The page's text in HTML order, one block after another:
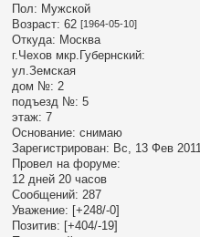
Пол: Мужской
Возраст: 62 [1964-05-10]
Откуда: Москва
г.Чехов мкр.Губернский:
ул.Земская
дом №: 2
подъезд №: 5
этаж: 7
Основание: снимаю
Зарегистрирован: Вс, 13 Фев 2011
Провел на форуме:
12 дней 20 часов
Сообщений: 287
Уважение: [+248/-0]
Позитив: [+404/-19]